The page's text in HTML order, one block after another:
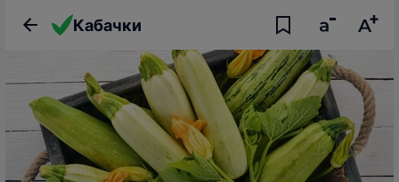
Кабачки